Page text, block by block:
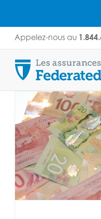
content
Appelez-nous au